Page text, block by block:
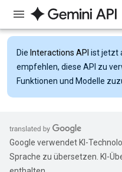
Die Interactions API ist jetzt
empfehlen, diese API zu
Funktionen und Modelle
Google verwendet KI-
Sprache zu übersetzen. KI-